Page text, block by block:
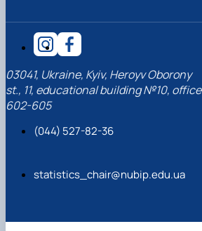
03041, Ukraine, Kyiv, Heroyv Oborony
st., 11, educational building №10, office
602-605
(044) 527-82-36
statistics_chair@nubip.edu.ua